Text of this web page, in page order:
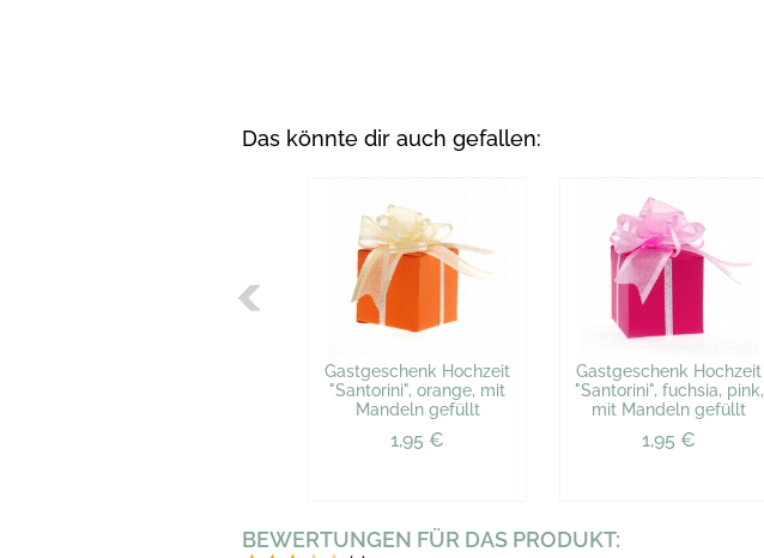
Das könnte dir auch gefallen:
Gastgeschenk Hochzeit
"Santorini", orange, mit
Mandeln gefüllt
1,95 €
Gastgeschenk Hochzeit
"Santorini", fuchsia, pink,
mit Mandeln gefüllt
1,95 €
BEWERTUNGEN FÜR DAS PRODUKT: